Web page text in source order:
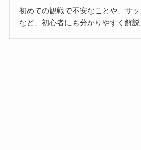
初めての観戦で不安なことや、サ
など、初心者にも分かりやすく解説